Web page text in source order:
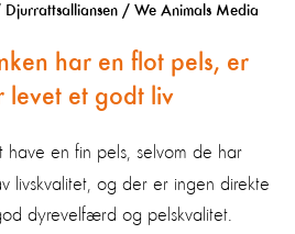
/ We Animals Media
har en flot pels, er
levet et godt liv
have en fin pels, selvom de har
livskvalitet, og der er ingen direkte
dyrevelfærd og pelskvalitet.